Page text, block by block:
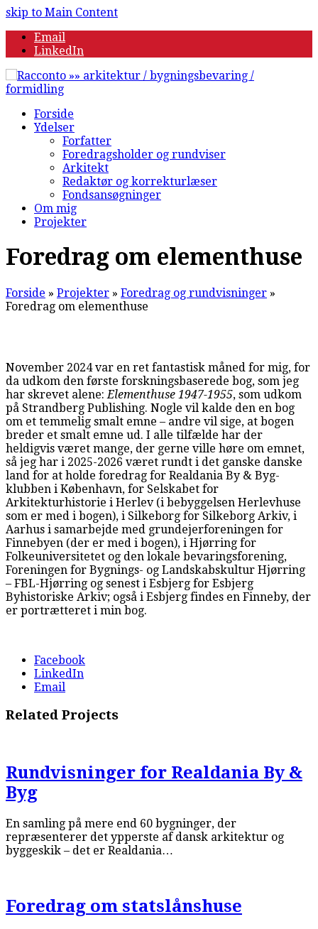
skip to Main Content
Email
LinkedIn
Forside
Ydelser
Forfatter
Foredragsholder og rundviser
Arkitekt
Redaktør og korrekturlæser
Fondsansøgninger
Om mig
Projekter
Foredrag om elementhuse
Forside » Projekter » Foredrag og rundvisninger »
Foredrag om elementhuse
November 2024 var en ret fantastisk måned for mig, for
da udkom den første forskningsbaserede bog, som jeg
har skrevet alene:Elementhuse 1947-1955, som udkom
på Strandberg Publishing. Nogle vil kalde den en bog
om et temmelig smalt emne – andre vil sige, at bogen
breder et smalt emne ud. I alle tilfælde har der
heldigvis været mange, der gerne ville høre om emnet,
så jeg har i 2025-2026 været rundt i det ganske danske
land for at holde foredrag for Realdania By & Byg-
klubben i København, for Selskabet for
Arkitekturhistorie i Herlev (i bebyggelsen Herlevhuse
som er med i bogen), i Silkeborg for Silkeborg Arkiv, i
Aarhus i samarbejde med grundejerforeningen for
Finnebyen (der er med i bogen), i Hjørring for
Folkeuniversitetet og den lokale bevaringsforening,
Foreningen for Bygnings- og Landskabskultur Hjørring
– FBL-Hjørring og senest i Esbjerg for Esbjerg
Byhistoriske Arkiv; også i Esbjerg findes en Finneby, der
er portrætteret i min bog.
Facebook
LinkedIn
Email
Related Projects
Rundvisninger for Realdania By &
Byg
En samling på mere end 60 bygninger, der
repræsenterer det ypperste af dansk arkitektur og
byggeskik – det er Realdania…
Foredrag om statslånshuse